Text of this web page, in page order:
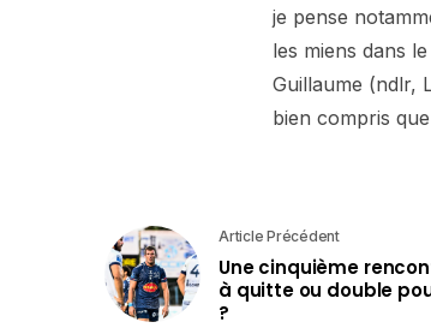
je pense
les miens dans
Guillaume (ndlr,
bien compris
Article Précédent
Une cinquième
à quitte ou double
?